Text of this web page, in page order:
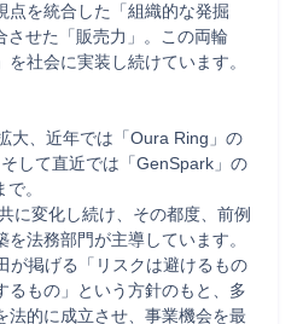
点を統合した「組織的な発掘
させた「販売力」。この両輪
社会に実装し続けています。
大、近年では「Oura Ring」の
して直近では「GenSpark」の
。
法務部門が主導しています。
が掲げる「リスクは避けるもの
るもの」という方針のもと、多
法的に成立させ、事業機会を最